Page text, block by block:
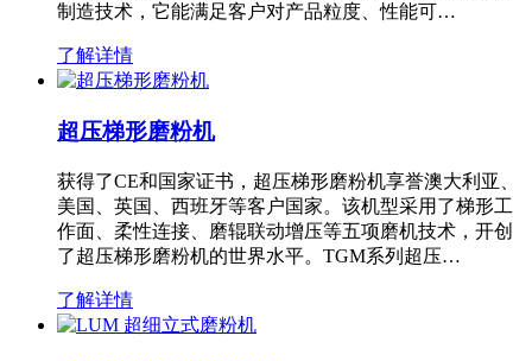
制造技术，它能满足客户对产品粒度、性能可…
了解详情
超压梯形磨粉机
获得了CE和国家证书，超压梯形磨粉机享誉澳大利亚、
美国、英国、西班牙等客户国家。该机型采用了梯形工
作面、柔性连接、磨辊联动增压等五项磨机技术，开创
了超压梯形磨粉机的世界水平。TGM系列超压…
了解详情